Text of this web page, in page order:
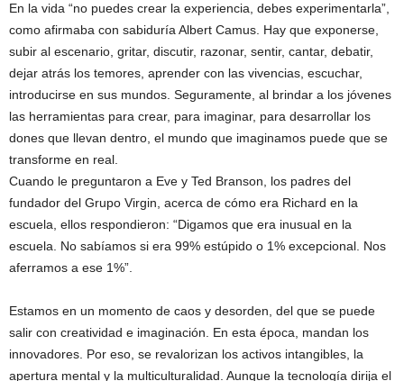
En la vida “no puedes crear la experiencia, debes experimentarla”,
como afirmaba con sabiduría Albert Camus. Hay que exponerse,
subir al escenario, gritar, discutir, razonar, sentir, cantar, debatir,
dejar atrás los temores, aprender con las vivencias, escuchar,
introducirse en sus mundos. Seguramente, al brindar a los jóvenes
las herramientas para crear, para imaginar, para desarrollar los
dones que llevan dentro, el mundo que imaginamos puede que se
transforme en real.
Cuando le preguntaron a Eve y Ted Branson, los padres del
fundador del Grupo Virgin, acerca de cómo era Richard en la
escuela, ellos respondieron: “Digamos que era inusual en la
escuela. No sabíamos si era 99% estúpido o 1% excepcional. Nos
aferramos a ese 1%”.
Estamos en un momento de caos y desorden, del que se puede
salir con creatividad e imaginación. En esta época, mandan los
innovadores. Por eso, se revalorizan los activos intangibles, la
apertura mental y la multiculturalidad. Aunque la tecnología dirija el